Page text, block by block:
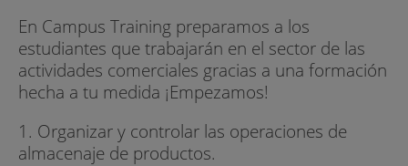
En Campus Training preparamos a los
estudiantes que trabajarán en el sector de las
actividades comerciales gracias a una formación
hecha a tu medida ¡Empezamos!
1. Organizar y controlar las operaciones de
almacenaje de productos.